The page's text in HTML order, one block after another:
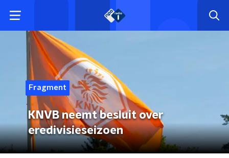
Fragment
KNVB neemt besluit over
eredivisieseizoen